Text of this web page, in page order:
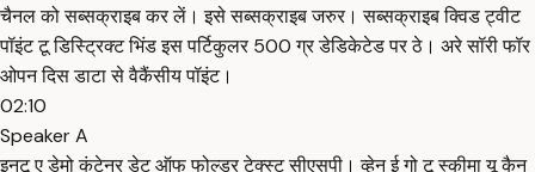
चैनल को सब्सक्राइब कर लें। इसे सब्सक्राइब जरुर। सब्सक्राइब क्विड ट्वीट
पॉइंट टू डिस्ट्रिक्ट भिंड इस पर्टिकुलर 500 ग्र डेडिकेटेड पर ठे। अरे सॉरी फॉर
ओपन दिस डाटा से वैकैंसीय पॉइंट।
02:10
Speaker A
इनटू ए डेमो कंटेनर डेट ऑफ फोल्डर टेक्स्ट सीएसपी। व्हेन ई गो टू स्कीमा यू कैन